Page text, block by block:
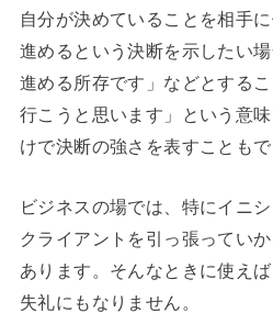
自分が決めていることを相手
進めるという決断を示したい
進める所存です」などとする
行こうと思います」という意
けで決断の強さを表すこともで
ビジネスの場では、特にイニ
クライアントを引っ張ってい
あります。そんなときに使え
失礼にもなりません。